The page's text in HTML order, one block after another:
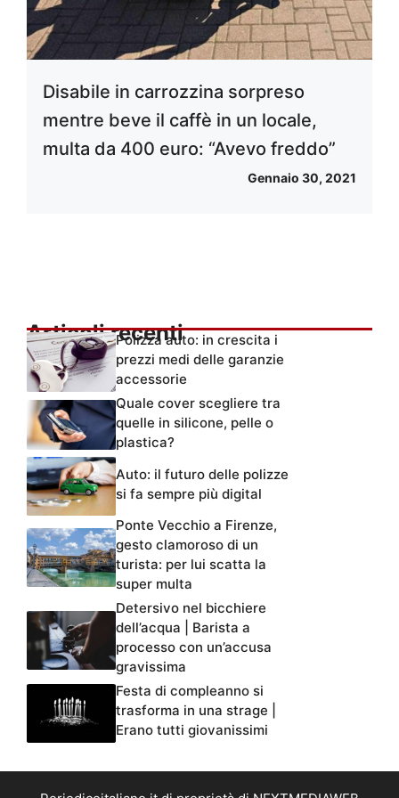
Disabile in carrozzina sorpreso
mentre beve il caffè in un locale,
multa da 400 euro: “Avevo freddo”
Gennaio 30, 2021
Articoli recentiPolizza auto: in crescita i
prezzi medi delle garanzie
accessorie
Quale cover scegliere tra
quelle in silicone, pelle o
plastica?
Auto: il futuro delle polizze
si fa sempre più digital
Ponte Vecchio a Firenze,
gesto clamoroso di un
turista: per lui scatta la
super multa
Detersivo nel bicchiere
dell’acqua | Barista a
processo con un’accusa
gravissima
Festa di compleanno si
trasforma in una strage |
Erano tutti giovanissimi